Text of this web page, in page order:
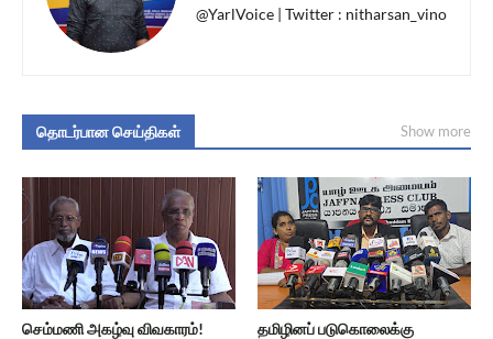
@YarlVoice | Twitter : nitharsan_vino
தொடர்பான செய்திகள் Show more
செம்மணி அகழ்வு விவகாரம்!
தமிழினப் படுகொலைக்கு